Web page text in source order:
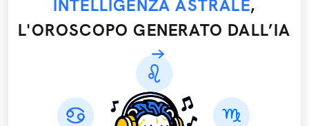
INTELLIGENZA ASTRALE,
L'OROSCOPO GENERATO DALL’IA